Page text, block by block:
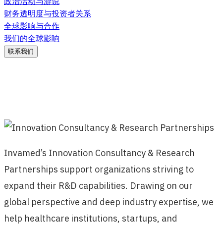
财务透明度与投资者关系
全球影响与合作
我们的全球影响
联系我们
Invamed’s Innovation Consultancy & Research
Partnerships support organizations striving to
expand their R&D capabilities. Drawing on our
global perspective and deep industry expertise, we
help healthcare institutions, startups, and